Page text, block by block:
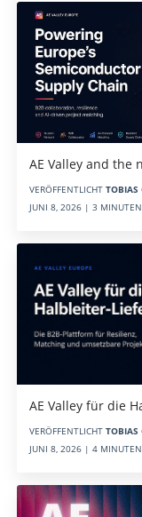
AE Valley and the
VERÖFFENTLICHT TOBIAS
JUNI 8, 2026 | 3 MINUTEN
AE Valley für die
VERÖFFENTLICHT TOBIAS
JUNI 8, 2026 | 4 MINUTEN